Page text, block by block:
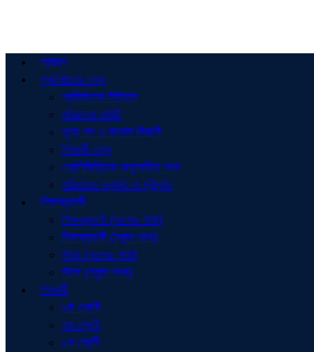
প্রচ্ছদ
প্রতিষ্ঠানের তথ্য
প্রতিষ্ঠানের ইতিহাস
পরিচালনা কমিটি
শূণ্য পদ ও জনবল বিবরণী
শিক্ষার্থী তথ্য
শ্রেণিভিত্তিক অনুমোদিত শাখা
পাঠদানের অনুমতি ও স্বীকৃতি
শিক্ষকমন্ডলী
শিক্ষকমন্ডলী (কলেজ শাখা)
শিক্ষকমন্ডলী (স্কুল শাখা)
স্টাফ (কলেজ শাখা)
স্টাফ (স্কুল শাখা)
শিক্ষার্থী
৬ষ্ঠ শ্রেণী
৭ম শ্রেণী
৮ম শ্রেণী